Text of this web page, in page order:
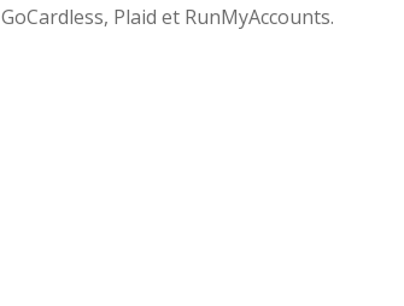
GoCardless, Plaid et RunMyAccounts.